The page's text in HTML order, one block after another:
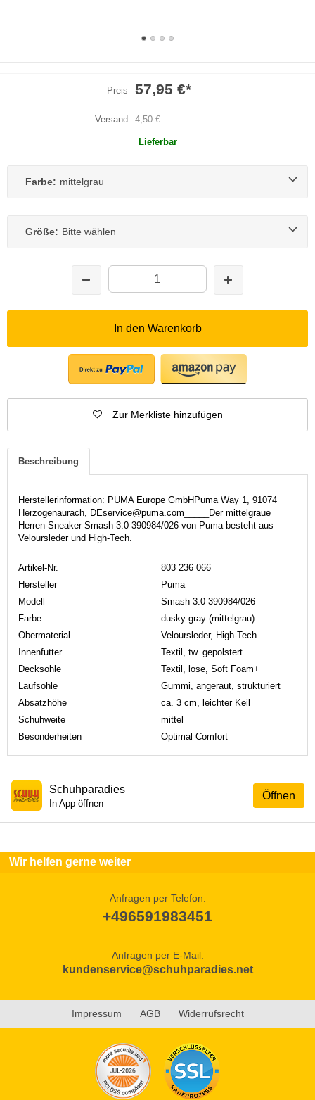
Preis 57,95 €*
Versand 4,50 €
Lieferbar
Farbe: mittelgrau
Größe: Bitte wählen
In den Warenkorb
Zur Merkliste hinzufügen
Beschreibung
Herstellerinformation: PUMA Europe GmbHPuma Way 1, 91074
Herzogenaurach, DEservice@puma.com_____Der mittelgraue
Herren-Sneaker Smash 3.0 390984/026 von Puma besteht aus
Veloursleder und High-Tech.
Artikel-Nr.
803 236 066
Hersteller
Puma
Modell
Smash 3.0 390984/026
Farbe
dusky gray (mittelgrau)
Obermaterial
Veloursleder, High-Tech
Innenfutter
Textil, tw. gepolstert
Decksohle
Textil, lose, Soft Foam+
Laufsohle
Gummi, angeraut, strukturiert
Absatzhöhe
ca. 3 cm, leichter Keil
Schuhweite
mittel
Besonderheiten
Optimal Comfort
Öffnen
Schuhparadies
In App öffnen
Wir helfen gerne weiter
Anfragen per Telefon:
+496591983451
Anfragen per E-Mail:
kundenservice@schuhparadies.net
Impressum AGB Widerrufsrecht